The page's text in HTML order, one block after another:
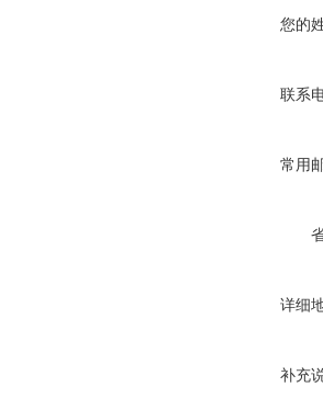
您的
联系
常用
详细
补充